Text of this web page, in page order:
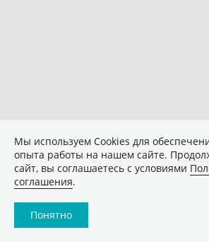
Мы используем Сookies для
опыта работы на нашем сайте.
сайт, вы соглашаетесь с условиями
соглашения.
Понятно